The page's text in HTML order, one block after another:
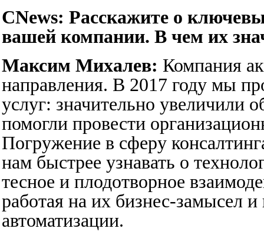
CNews: Расскажите о
вашей компании. В чем их
Максим Михалев: Компания
направления. В 2017 году мы
услуг: значительно увеличили
помогли провести
Погружение в сферу
нам быстрее узнавать о
тесное и плодотворное
работая на их бизнес-замысел
автоматизации.